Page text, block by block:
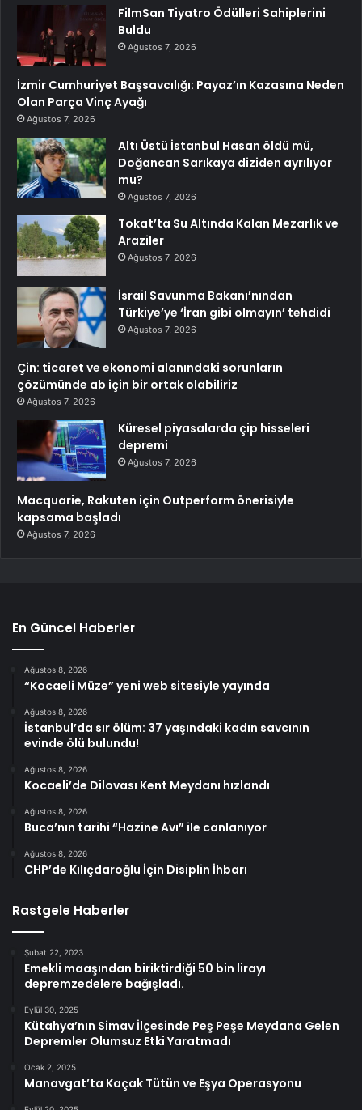
FilmSan Tiyatro Ödülleri Sahiplerini
Buldu
Ağustos 7, 2026
İzmir Cumhuriyet Başsavcılığı: Payaz’ın Kazasına Neden
Olan Parça Vinç Ayağı
Ağustos 7, 2026
Altı Üstü İstanbul Hasan öldü mü,
Doğancan Sarıkaya diziden ayrılıyor
mu?
Ağustos 7, 2026
Tokat’ta Su Altında Kalan Mezarlık ve
Araziler
Ağustos 7, 2026
İsrail Savunma Bakanı’nından
Türkiye’ye ‘İran gibi olmayın’ tehdidi
Ağustos 7, 2026
Çin: ticaret ve ekonomi alanındaki sorunların
çözümünde ab için bir ortak olabiliriz
Ağustos 7, 2026
Küresel piyasalarda çip hisseleri
depremi
Ağustos 7, 2026
Macquarie, Rakuten için Outperform önerisiyle
kapsama başladı
Ağustos 7, 2026
En Güncel Haberler
Ağustos 8, 2026
“Kocaeli Müze” yeni web sitesiyle yayında
Ağustos 8, 2026
İstanbul’da sır ölüm: 37 yaşındaki kadın savcının
evinde ölü bulundu!
Ağustos 8, 2026
Kocaeli’de Dilovası Kent Meydanı hızlandı
Ağustos 8, 2026
Buca’nın tarihi “Hazine Avı” ile canlanıyor
Ağustos 8, 2026
CHP’de Kılıçdaroğlu İçin Disiplin İhbarı
Rastgele Haberler
Şubat 22, 2023
Emekli maaşından biriktirdiği 50 bin lirayı
depremzedelere bağışladı.
Eylül 30, 2025
Kütahya’nın Simav İlçesinde Peş Peşe Meydana Gelen
Depremler Olumsuz Etki Yaratmadı
Ocak 2, 2025
Manavgat’ta Kaçak Tütün ve Eşya Operasyonu